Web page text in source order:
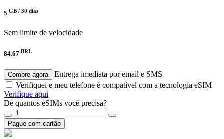
5 GB / 30 dias
Sem limite de velocidade
84.67 BRL
Compre agora
Entrega imediata por email e SMS
Verifiquei e meu telefone é compatível com a tecnologia eSIM
Verifique aqui
De quantos eSIMs você precisa?
Pague com cartão